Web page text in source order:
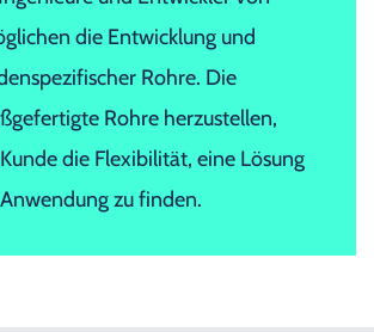
die Entwicklung und
Rohre. Die
Rohre herzustellen,
die Flexibilität, eine Lösung
zu finden.